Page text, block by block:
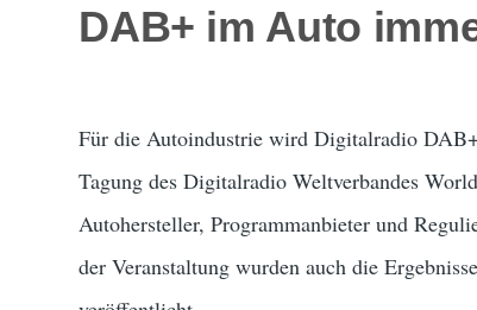
DAB+ im Auto
Für die Autoindustrie wird Digitalradio
Tagung des Digitalradio Weltverbandes
Autohersteller, Programmanbieter und
der Veranstaltung wurden auch die